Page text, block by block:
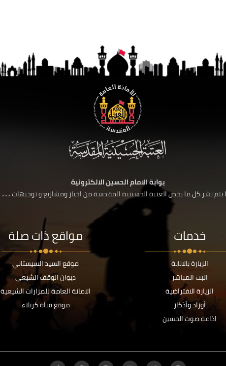
بوابة الامام الحسين الالكترونية
يتم نشر كل ما يخص العتبة الحسينية المقدسة من اخبار ومشاريع و توجيهات ......
خدمات
الزيارة بالانابة
البث المباشر
الزيارة الافتراضية
أوراد وأذكار
اذاعة صوت الحسين
مواقع ذات صلة
موقع السيد السيستاني
ديوان الوقف الشيعي
الامانة العامة للمزارات الشيعية
موقع قناة كربلاء